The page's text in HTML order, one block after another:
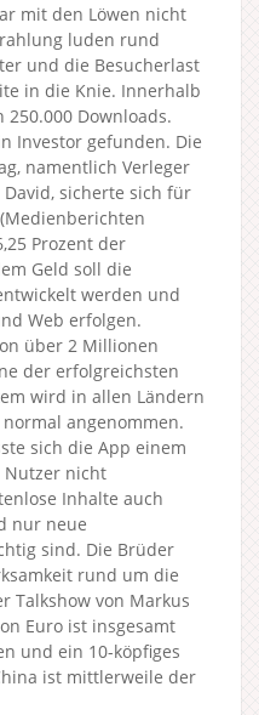
mit den Löwen nicht
luden rund
und die Besucherlast
in die Knie. Innerhalb
Downloads.
Investor gefunden. Die
namentlich Verleger
sicherte sich für
Prozent der
Geld soll die
werden und
Web erfolgen.
über 2 Millionen
der erfolgreichsten
wird in allen Ländern
angenommen.
sich die App einem
Nutzer nicht
Inhalte auch
nur neue
sind. Die Brüder
rund um die
Talkshow von Markus
Euro ist insgesamt
und ein 10-köpfiges
ist mittlerweile der